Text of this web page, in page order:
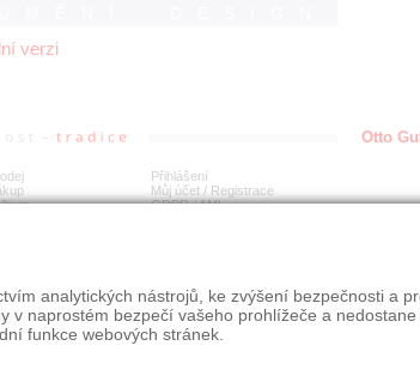
verzi
Přihlášení
Můj účet / Registrace
GDPR/AML
Otto
analytických nástrojů, ke zvýšení bezpečnosti a
naprostém bezpečí vašeho prohlížeče a nedostane
funkce webových stránek.